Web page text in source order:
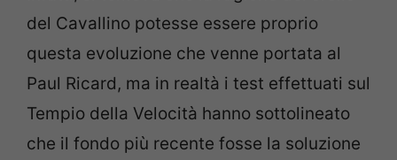
del Cavallino potesse essere proprio
questa evoluzione che venne portata al
Paul Ricard, ma in realtà i test effettuati sul
Tempio della Velocità hanno sottolineato
che il fondo più recente fosse la soluzione